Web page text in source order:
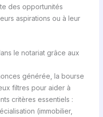
des opportunités
aspirations ou à leur
le notariat grâce aux
générée, la bourse
filtres pour aider à
critères essentiels :
(immobilier,